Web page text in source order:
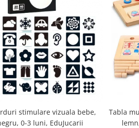
stimulare vizuala bebe,
0-3 luni, EduJucarii
Tabla